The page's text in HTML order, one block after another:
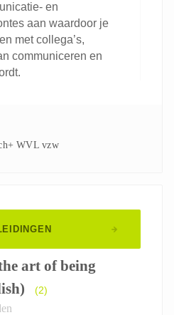
en
aan waardoor je
met collega’s,
communiceren en
WVL vzw
art of being
(2)